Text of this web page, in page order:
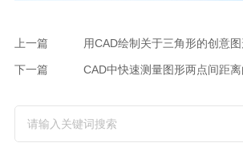
上一篇 用CAD绘制关于三角形的创意
下一篇